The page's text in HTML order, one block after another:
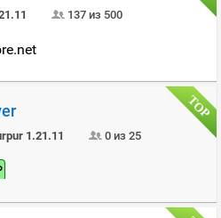
137 из 500
1.21.11 0 из 25